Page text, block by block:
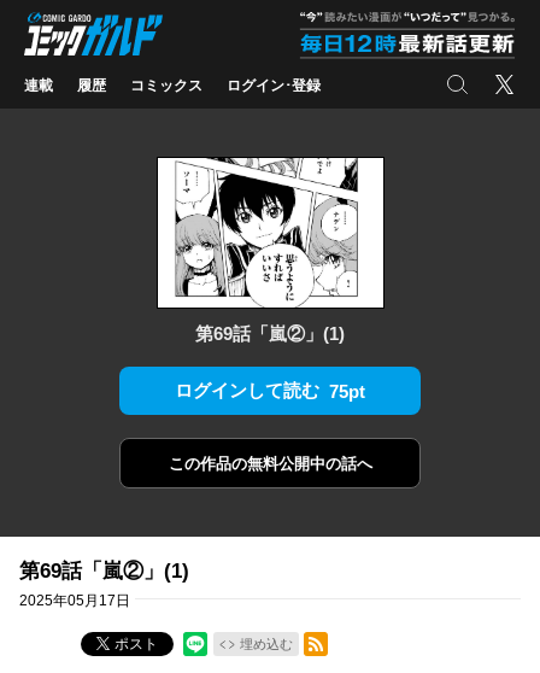
コミックガルド
連載 履歴 コミックス ログイン･登録 検索 X
第69話「嵐②」(1)
ログインして読む 75pt
この作品の無料公開中の話へ
第69話「嵐②」(1)
2025年05月17日
ポスト 埋め込む
RSSフィード